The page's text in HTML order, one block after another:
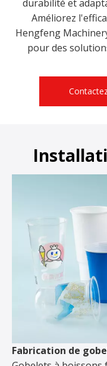
durabilité et
Améliorez
Hengfeng
pour des
Fabrication de